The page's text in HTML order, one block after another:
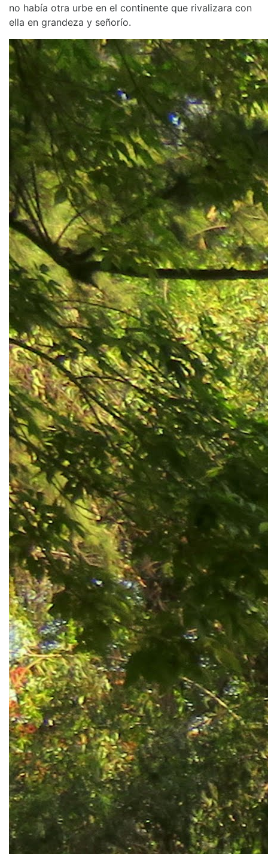
no había otra urbe en el continente que rivalizara con
ella en grandeza y señorío.